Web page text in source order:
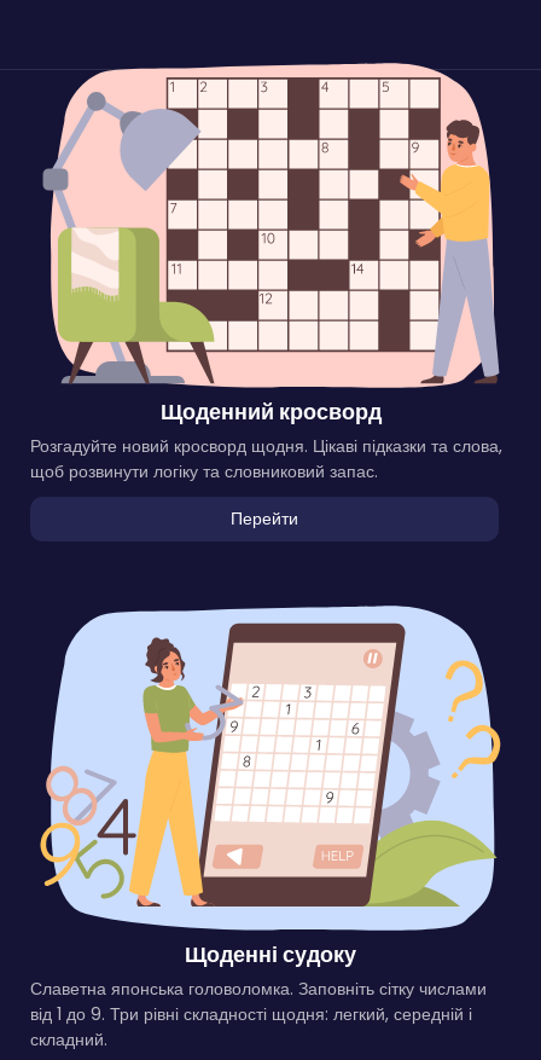
Щоденний кросворд
Розгадуйте новий кросворд щодня. Цікаві підказки та слова,
щоб розвинути логіку та словниковий запас.
Перейти
Щоденні судоку
Славетна японська головоломка. Заповніть сітку числами
від 1 до 9. Три рівні складності щодня: легкий, середній і
складний.